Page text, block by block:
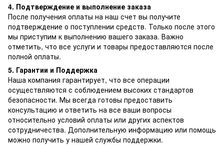
4. Подтверждение и выполнение заказа
После получения оплаты на наш счет вы получите
подтверждение о поступлении средств. Только после этого
мы приступим к выполнению вашего заказа. Важно
отметить, что все услуги и товары предоставляются после
полной оплаты.
5. Гарантии и Поддержка
Наша компания гарантирует, что все операции
осуществляются с соблюдением высоких стандартов
безопасности. Мы всегда готовы предоставить
консультацию и ответить на все ваши вопросы
относительно условий оплаты или других аспектов
сотрудничества. Дополнительную информацию или помощь
можно получить у нашей службы поддержки.